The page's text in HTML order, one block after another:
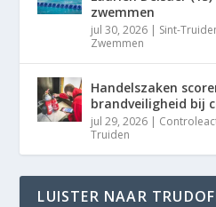
zwemmen
jul 30, 2026 | Sint-
Zwemmen
Handelszaken
brandveiligheid bij
jul 29, 2026 |
Truiden
LUISTER NAAR